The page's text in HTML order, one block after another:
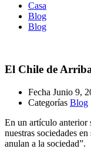
Casa
Blog
Blog
El Chile de
Fecha Junio 9,
Categorías Blog
En un artículo anterior
nuestras sociedades
anulan a la sociedad”.